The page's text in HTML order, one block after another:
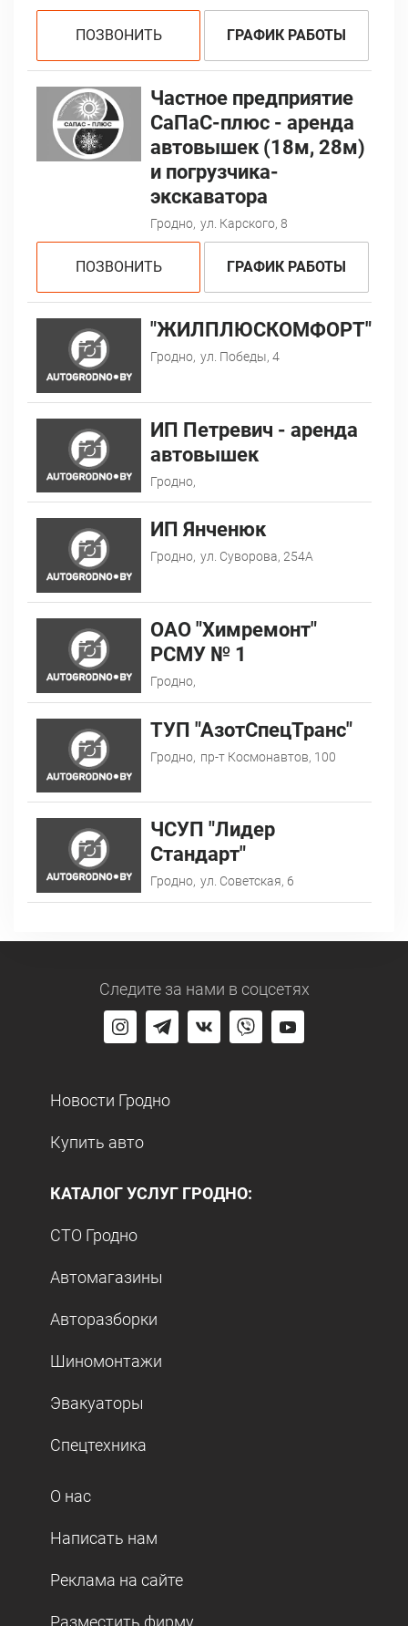
ПОЗВОНИТЬ ГРАФИК РАБОТЫ
Частное предприятие
СаПаС-плюс - аренда
автовышек (18м, 28м)
и погрузчика-
экскаватора
Гродно, ул. Карского, 8
ПОЗВОНИТЬ ГРАФИК РАБОТЫ
"ЖИЛПЛЮСКОМФОРТ"
Гродно, ул. Победы, 4
ИП Петревич - аренда
автовышек
Гродно,
ИП Янченюк
Гродно, ул. Суворова, 254А
ОАО "Химремонт"
РСМУ № 1
Гродно,
ТУП "АзотСпецТранс"
Гродно, пр-т Космонавтов, 100
ЧСУП "Лидер
Стандарт"
Гродно, ул. Советская, 6
Следите за нами в соцсетях
Новости Гродно
Купить авто
КАТАЛОГ УСЛУГ ГРОДНО:
СТО Гродно
Автомагазины
Авторазборки
Шиномонтажи
Эвакуаторы
Спецтехника
О нас
Написать нам
Реклама на сайте
Разместить фирму